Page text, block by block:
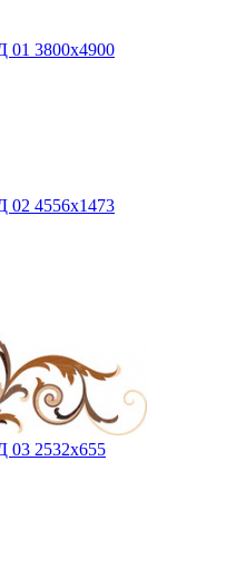
01 3800х4900
02 4556x1473
03 2532x655